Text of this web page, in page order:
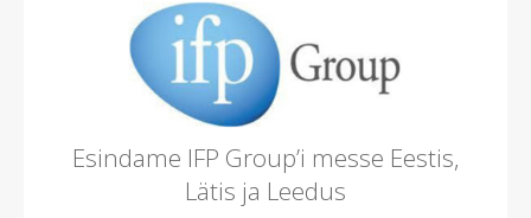
Esindame IFP Group’i messe Eestis,
Lätis ja Leedus